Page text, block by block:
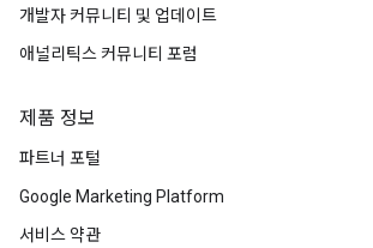
개발자 커뮤니티 및 업데이트
애널리틱스 커뮤니티 포럼
제품 정보
파트너 포털
Google Marketing Platform
서비스 약관